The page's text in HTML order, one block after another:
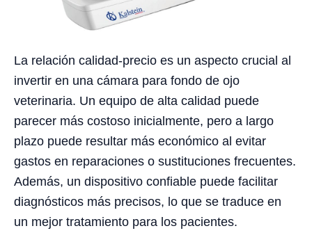
La relación calidad-precio es un aspecto crucial al
invertir en una cámara para fondo de ojo
veterinaria. Un equipo de alta calidad puede
parecer más costoso inicialmente, pero a largo
plazo puede resultar más económico al evitar
gastos en reparaciones o sustituciones frecuentes.
Además, un dispositivo confiable puede facilitar
diagnósticos más precisos, lo que se traduce en
un mejor tratamiento para los pacientes.